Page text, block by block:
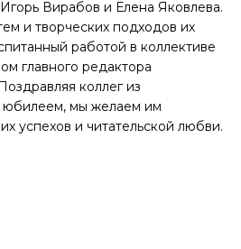
Вирабов и Елена Яковлева.
и творческих подходов их
работой в коллективе
главного редактора
коллег из
юбилеем, мы желаем им
успехов и читательской любви.